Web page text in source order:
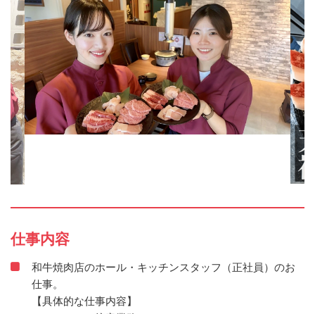
仕事内容
和牛焼肉店のホール・キッチンスタッフ（正社員）のお
仕事。
【具体的な仕事内容】